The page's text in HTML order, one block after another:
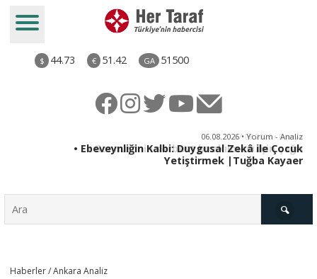
$ 44.73 € 51.42 GA 51500
06.08.2026 • Yorum - Analiz
• Ebeveynliğin Kalbi: Duygusal Zekâ ile Çocuk
Yetiştirmek |Tuğba Kayaer
Haberler / Ankara Analiz